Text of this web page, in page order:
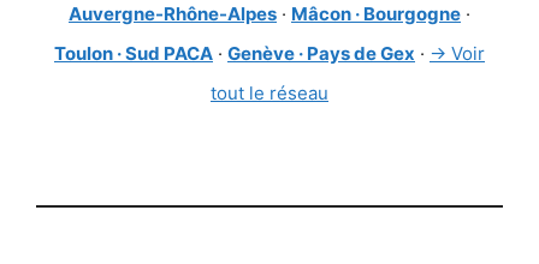
Auvergne-Rhône-Alpes · Mâcon · Bourgogne ·
Toulon · Sud PACA · Genève · Pays de Gex · → Voir
tout le réseau